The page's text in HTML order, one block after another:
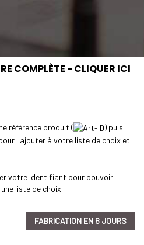
COMPLÈTE - CLIQUER ICI
référence produit (
) puis
l'ajouter à votre liste de choix et
votre identifiant pour pouvoir
liste de choix.
FABRICATION EN 8 JOURS